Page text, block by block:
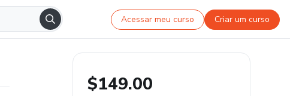
Acessar meu curso Criar um curso
$149.00